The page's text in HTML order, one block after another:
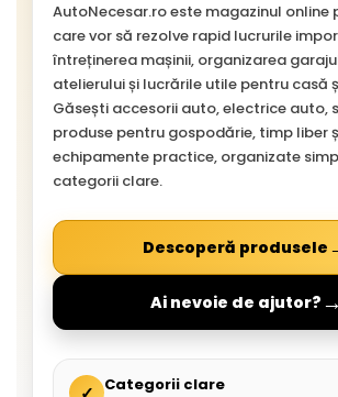
AutoNecesar.ro este magazinul online
care vor să rezolve rapid lucrurile
întreținerea mașinii, organizarea
atelierului și lucrările utile pentru casă
Găsești accesorii auto, electrice auto,
produse pentru gospodărie, timp liber
echipamente practice, organizate
categorii clare.
Descoperă produsele
Ai nevoie de ajutor? →
Categorii clare